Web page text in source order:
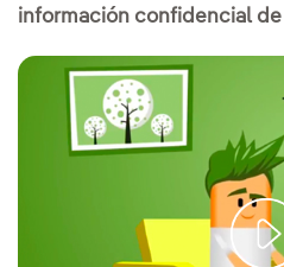
información confidencial